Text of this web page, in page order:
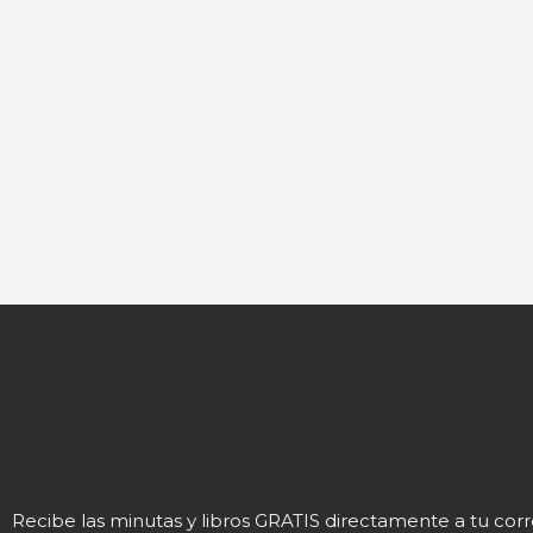
Recibe las minutas y libros GRATIS directamente a tu